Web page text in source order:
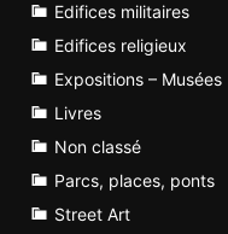
Edifices militaires
Edifices religieux
Expositions – Musées
Livres
Non classé
Parcs, places, ponts
Street Art